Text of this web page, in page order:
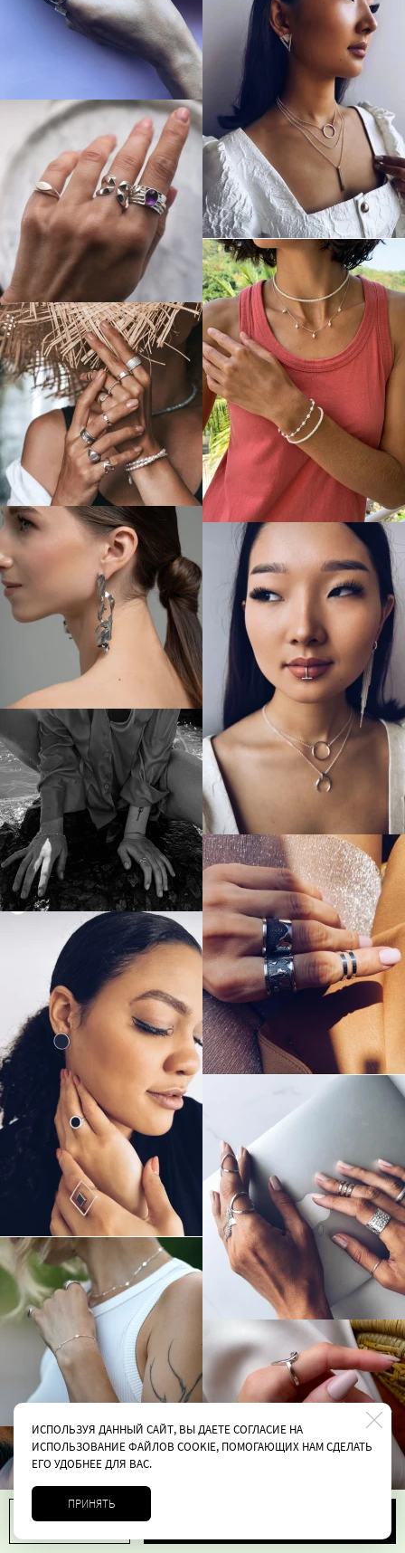
1
ИСПОЛЬЗУЯ ДАННЫЙ САЙТ, ВЫ ДАЕТЕ СОГЛАСИЕ НА
ИСПОЛЬЗОВАНИЕ ФАЙЛОВ COOKIE, ПОМОГАЮЩИХ НАМ СДЕЛАТЬ
ЕГО УДОБНЕЕ ДЛЯ ВАС.
ПРИНЯТЬ